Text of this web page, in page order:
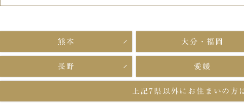
熊本 大分・福岡
長野 愛媛
上記7県以外に お住まいの方